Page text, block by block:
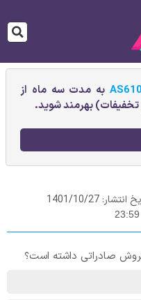
به مدت سه ماه از
تخفیفات) بهرمند شوید.
انتشار: 1401/10/27
صادراتی داشته است؟